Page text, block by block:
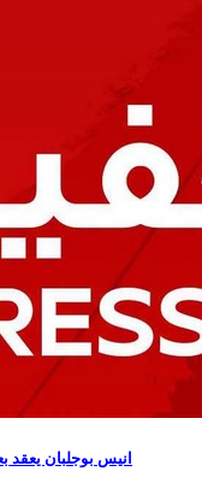
انيس بوجلبان يعقد